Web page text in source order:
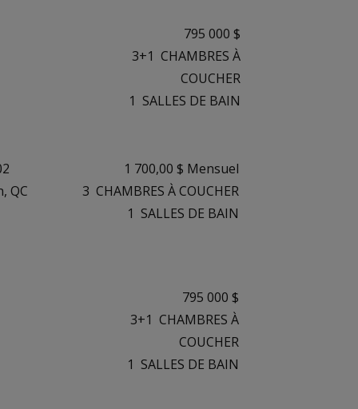
795 000 $
3+1 CHAMBRES À
COUCHER
1 SALLES DE BAIN
QC
1 700,00 $ Mensuel
3 CHAMBRES À COUCHER
1 SALLES DE BAIN
795 000 $
3+1 CHAMBRES À
COUCHER
1 SALLES DE BAIN